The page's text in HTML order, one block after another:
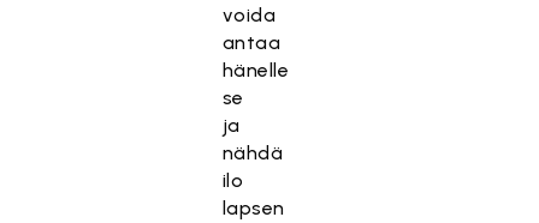
voida
antaa
hänelle
se
ja
nähdä
ilo
lapsen